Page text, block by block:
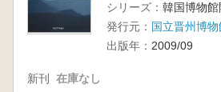
シリーズ： 韓国博物
発行元： 国立晋州博物
出版年： 2009/09
新刊 在庫なし